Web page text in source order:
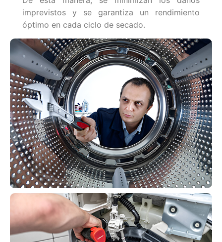
imprevistos y se garantiza un rendimiento
óptimo en cada ciclo de secado.